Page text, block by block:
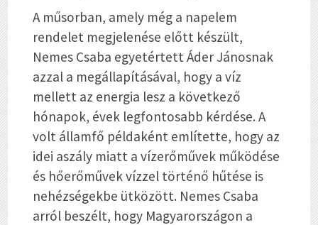
A műsorban, amely még a napelem
rendelet megjelenése előtt készült,
Nemes Csaba egyetértett Áder Jánosnak
azzal a megállapításával, hogy a víz
mellett az energia lesz a következő
hónapok, évek legfontosabb kérdése. A
volt államfő példaként említette, hogy az
idei aszály miatt a vízerőművek működése
és hőerőművek vízzel történő hűtése is
nehézségekbe ütközött. Nemes Csaba
arról beszélt, hogy Magyarországon a